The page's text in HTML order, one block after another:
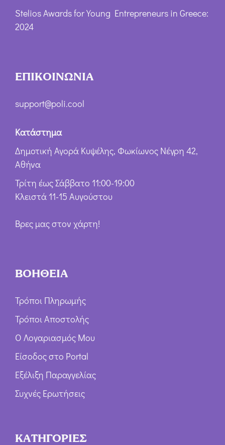
Stelios Awards for Young Entrepreneurs in Greece:
2024
ΕΠΙΚΟΙΝΩΝΙΑ
support@poli.cool
Κατάστημα
Δημοτική Αγορά Κυψέλης, Φωκίωνος Νέγρη 42,
Αθήνα
Τρίτη έως Σάββατο 11:00-19:00
Κλειστά 11-15 Αυγούστου
Βρες μας στον χάρτη!
ΒΟΗΘΕΙΑ
Τρόποι Πληρωμής
Τρόποι Αποστολής
Ο Λογαριασμός Μου
Είσοδος στο Portal
Εξέλιξη Παραγγελίας
Συχνές Ερωτήσεις
ΚΑΤΗΓΟΡΙΕΣ